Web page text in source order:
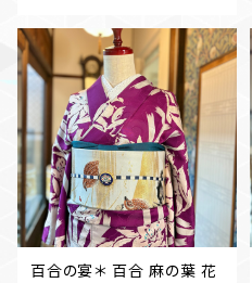
百合の宴＊ 百合 麻の葉 花